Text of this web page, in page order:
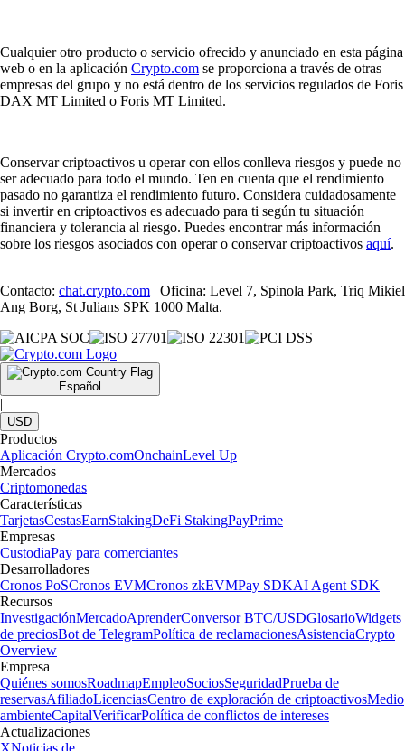
Cualquier otro producto o servicio ofrecido y anunciado en esta página
web o en la aplicación Crypto.com se proporciona a través de otras
empresas del grupo y no está dentro de los servicios regulados de Foris
DAX MT Limited o Foris MT Limited.
Conservar criptoactivos u operar con ellos conlleva riesgos y puede no
ser adecuado para todo el mundo. Ten en cuenta que el rendimiento
pasado no garantiza el rendimiento futuro. Considera cuidadosamente
si invertir en criptoactivos es adecuado para ti según tu situación
financiera y tolerancia al riesgo. Puedes encontrar más información
sobre los riesgos asociados con operar o conservar criptoactivos aquí.
Contacto: chat.crypto.com | Oficina: Level 7, Spinola Park, Triq Mikiel
Ang Borg, St Julians SPK 1000 Malta.
Español
|
USD
Productos
Aplicación Crypto.comOnchainLevel Up
Mercados
Criptomonedas
Características
TarjetasCestasEarnStakingDeFi StakingPayPrime
Empresas
CustodiaPay para comerciantes
Desarrolladores
Cronos PoSCronos EVMCronos zkEVMPay SDKAI Agent SDK
Recursos
InvestigaciónMercadoAprenderConversor BTC/USDGlosarioWidgets
de preciosBot de TelegramPolítica de reclamacionesAsistenciaCrypto
Overview
Empresa
Quiénes somosRoadmapEmpleoSociosSeguridadPrueba de
reservasAfiliadoLicenciasCentro de exploración de criptoactivosMedio
ambienteCapitalVerificarPolítica de conflictos de intereses
Actualizaciones
XNoticias de